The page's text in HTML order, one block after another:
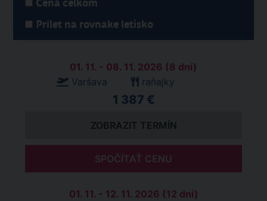
Cena celkom
Prílet na rovnake letisko
01. 11. - 08. 11. 2026 (8 dní)
Varšava
raňajky
1 387 €
ZOBRAZIT TERMÍN
SPOČÍTAŤ CENU
01. 11. - 12. 11. 2026 (12 dní)